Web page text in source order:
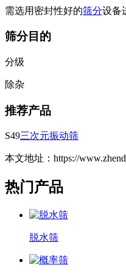
需选用密封性好的筛分设备
筛分目的
分级
除杂
推荐产品
S49三次元振动筛
本文地址：https://
热门产品
脱水筛